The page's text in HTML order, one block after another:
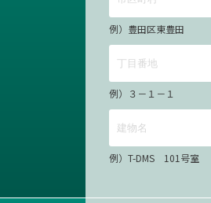
例）豊田区東豊田
例）３－１－１
例）T-DMS 101号室